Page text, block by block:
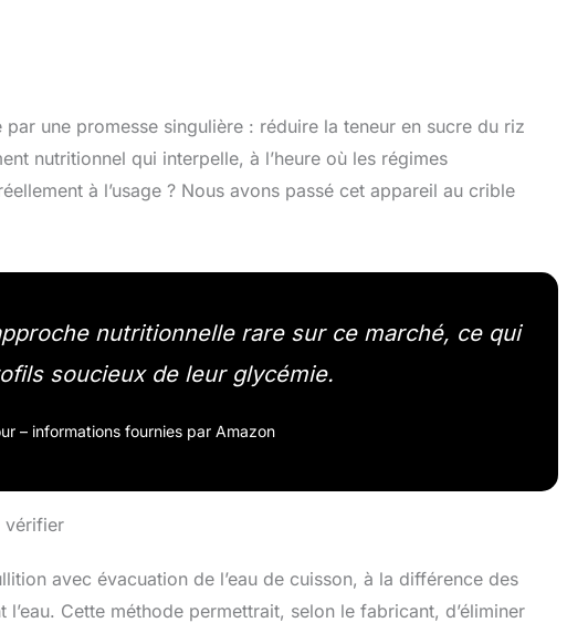
par une promesse singulière : réduire la teneur en sucre du riz
nutritionnel qui interpelle, à l’heure où les régimes
à l’usage ? Nous avons passé cet appareil au crible
nutritionnelle rare sur ce marché, ce qui
soucieux de leur glycémie.
– informations fournies par Amazon
vérifier
avec évacuation de l’eau de cuisson, à la différence des
Cette méthode permettrait, selon le fabricant, d’éliminer